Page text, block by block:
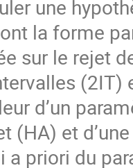
une
la forme
sur le rejet
d’un
(HA) et
a priori du